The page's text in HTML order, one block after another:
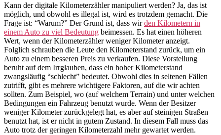
Kann der digitale Kilometerzähler manipuliert werden? Ja, das ist
möglich, und obwohl es illegal ist, wird es trotzdem gemacht. Die
Frage ist: “Warum?” Der Grund ist, dass wirden Kilometern in
einem Auto zu viel Bedeutung beimessen. Es hat einen höheren
Wert, wenn der Kilometerzähler weniger Kilometer anzeigt.
Folglich schrauben die Leute den Kilometerstand zurück, um ein
Auto zu einem besseren Preis zu verkaufen. Diese Vorstellung
beruht auf dem Irrglauben, dass ein hoher Kilometerstand
zwangsläufig “schlecht” bedeutet. Obwohl dies in seltenen Fällen
zutrifft, gibt es mehrere wichtigere Faktoren, auf die wir achten
sollten. Zum Beispiel, wo (auf welchem Terrain) und unter welchen
Bedingungen ein Fahrzeug benutzt wurde. Wenn der Besitzer
weniger Kilometer zurückgelegt hat, es aber auf steinigen Straßen
benutzt hat, ist er nicht in gutem Zustand. In diesem Fall muss das
Auto trotz der geringen Kilometerzahl mehr gewartet werden.